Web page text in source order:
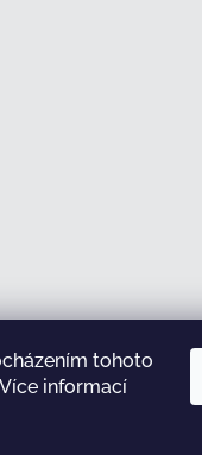
tohoto
informací